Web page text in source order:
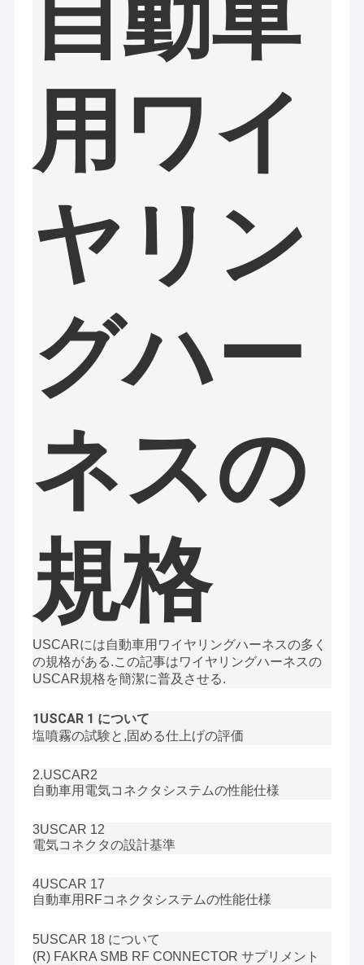
ビデオ
私達について
私達に連絡して下さい
ニュース
引用を要求して下さい
LVDS のケーブル会議
平らなリボン・ケーブル アセンブリ
送電線アセンブリ
産業用ワイヤリングハーネス
FFC FPCケーブル
ネットワークのパッチ・コード
用ワイ
ヤリン
グハー
ネスの
規格
USCARには自動車用ワイヤリングハーネスの多く
の規格がある.この記事はワイヤリングハーネスの
USCAR規格を簡潔に普及させる.
1USCAR 1 について
塩噴霧の試験と,固める仕上げの評価
2.USCAR2
自動車用電気コネクタシステムの性能仕様
3USCAR 12
電気コネクタの設計基準
4USCAR 17
自動車用RFコネクタシステムの性能仕様
5USCAR 18 について
(R) FAKRA SMB RF CONNECTOR サプリメント
クトおよびコミュニケーション アンテナに焦点を合わせられる。
それは製品の範囲をを含む開発した:
1. harness&Cableアセンブリをワイヤーで縛ること:
電線の馬具、LVDS/LCDケーブル、送電線、USBケーブル、
commucationケーブル、RFケーブル、平らなリボン・ケーブ
ル、注文のケーブル会議およびワイヤー馬具、等
2. OEMおよびODMのアンテナの多種多様:
VHF、UHF、Wi-Fi、3G、4G、5G、RFID、主義、NB-IOT、GPS、
GLONASS、BEIDOU等
「実用的な完全性、最もよいサービス」は、誠意をこめてよりよ
い未来の顧客に協力することを望む。